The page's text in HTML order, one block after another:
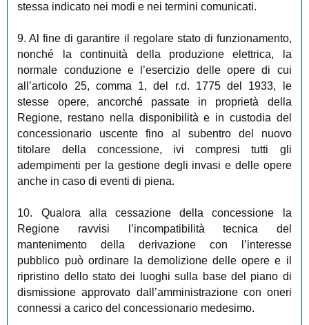
stessa indicato nei modi e nei termini comunicati.
9. Al fine di garantire il regolare stato di funzionamento,
nonché la continuità della produzione elettrica, la
normale conduzione e l’esercizio delle opere di cui
all’articolo 25, comma 1, del r.d. 1775 del 1933, le
stesse opere, ancorché passate in proprietà della
Regione, restano nella disponibilità e in custodia del
concessionario uscente fino al subentro del nuovo
titolare della concessione, ivi compresi tutti gli
adempimenti per la gestione degli invasi e delle opere
anche in caso di eventi di piena.
10. Qualora alla cessazione della concessione la
Regione ravvisi l’incompatibilità tecnica del
mantenimento della derivazione con l’interesse
pubblico può ordinare la demolizione delle opere e il
ripristino dello stato dei luoghi sulla base del piano di
dismissione approvato dall’amministrazione con oneri
connessi a carico del concessionario medesimo.